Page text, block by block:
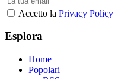
Accetto la Privacy Policy
Esplora
Home
Popolari